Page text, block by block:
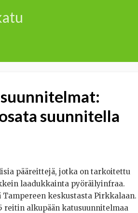
suunnitella
pääreittejä, jotka on tarkoitettu
laadukkainta pyöräilyinfraa.
Tampereen keskustasta Pirkkalaan.
reitin alkupään katusuunnitelmaa